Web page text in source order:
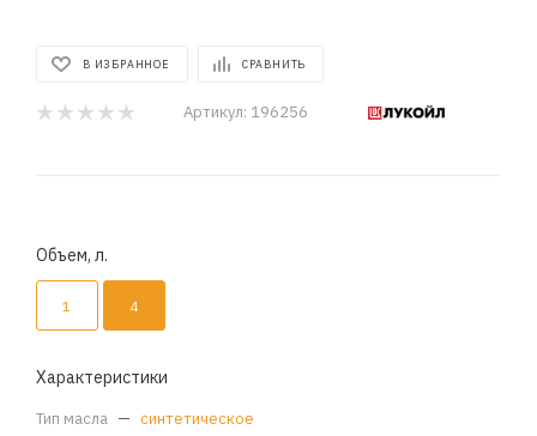
В ИЗБРАННОЕ СРАВНИТЬ
Артикул: 196256
Объем, л.
1 4
Характеристики
Тип масла — синтетическое